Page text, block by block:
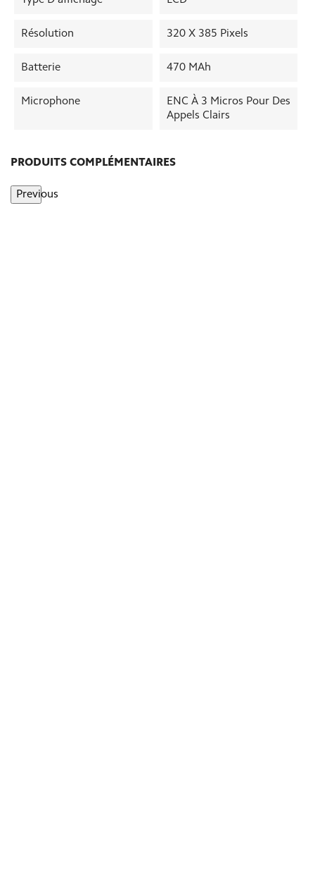
Résolution 320 X 385 Pixels
Batterie 470 MAh
Microphone
ENC À 3 Micros Pour Des
Appels Clairs
PRODUITS COMPLÉMENTAIRES
Previous